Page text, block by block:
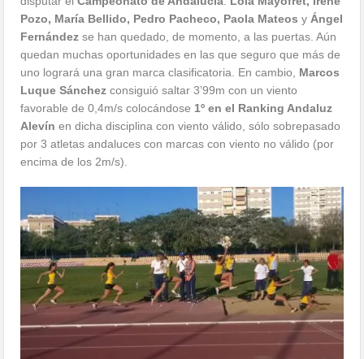
Pozo, María Bellido, Pedro Pacheco, Paola MateosyÁngel
Fernándezse han quedado, de momento, a las puertas. Aún
quedan muchas oportunidades en las que seguro que más de
uno logrará una gran marca clasificatoria. En cambio,Marcos
Luque Sánchezconsiguió saltar 3’99m con un viento
favorable de 0,4m/s colocándose1º en el Ranking Andaluz
Alevínen dicha disciplina con viento válido, sólo sobrepasado
por 3 atletas andaluces con marcas con viento no válido (por
encima de los 2m/s).